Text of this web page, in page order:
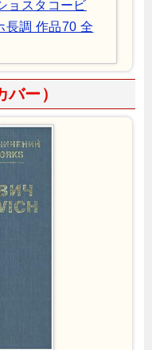
ョスタコービ
長調 作品70 全
ー）